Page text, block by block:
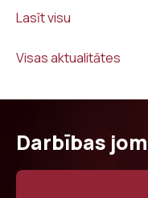
Visas aktualitātes
Lasīt visu
Darbības